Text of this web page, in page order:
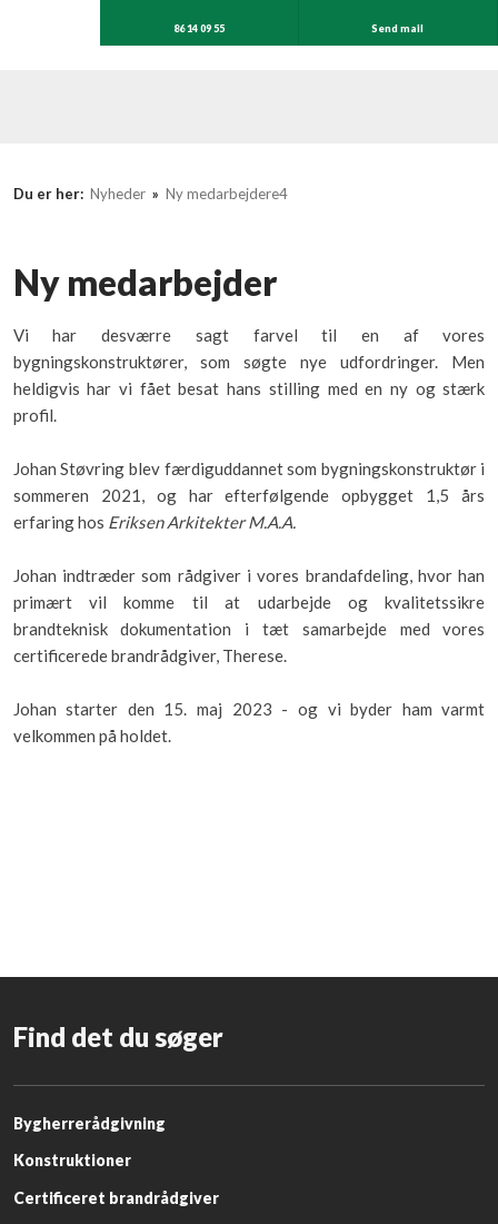
86 14 09 55 Send mail
Du er her: Nyheder » Ny medarbejdere4
Ny medarbejder
Vi har desværre sagt farvel til en af vores
bygningskonstruktører, som søgte nye udfordringer. Men
heldigvis har vi fået besat hans stilling med en ny og stærk
profil.
Johan Støvring blev færdiguddannet som bygningskonstruktør i
sommeren 2021, og har efterfølgende opbygget 1,5 års
erfaring hos Eriksen Arkitekter M.A.A.
Johan indtræder som rådgiver i vores brandafdeling, hvor han
primært vil komme til at udarbejde og kvalitetssikre
brandteknisk dokumentation i tæt samarbejde med vores
certificerede brandrådgiver, Therese.
Johan starter den 15. maj 2023 - og vi byder ham varmt
velkommen på holdet.
Find det du søger
​Bygherrerådgivning
Konstruktioner
Certificeret brandrådgiver